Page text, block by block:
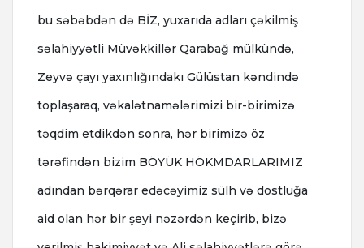
bu səbəbdən də BİZ, yuxarıda adları çəkilmiş
səlahiyyətli Müvəkkillər Qarabağ mülkündə,
Zeyvə çayı yaxınlığındakı Gülüstan kəndində
toplaşaraq, vəkalətnamələrimizi bir-birimizə
təqdim etdikdən sonra, hər birimizə öz
tərəfindən bizim BÖYÜK HÖKMDARLARIMIZ
adından bərqərar edəcəyimiz sülh və dostluğa
aid olan hər bir şeyi nəzərdən keçirib, bizə